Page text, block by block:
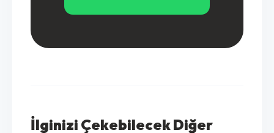
İlginizi Çekebilecek Diğer